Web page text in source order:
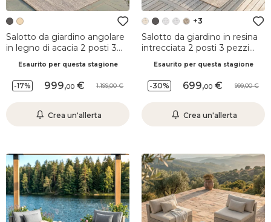
Salotto da giardino angolare
in legno di acacia 2 posti 3
Esaurito per questa stagione
-17% 999,00 1.199,00
Crea un'allerta
+3
Salotto da giardino in resina
intrecciata 2 posti 3 pezzi
Esaurito per questa stagione
-30% 699,00 999,00
Crea un'allerta